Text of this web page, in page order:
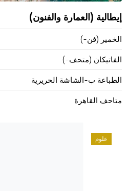
إيطالية (العمارة والفنون)
الخمير (فن-)
الفاتيكان (متحف-)
الطباعة ب-الشاشة الحريرية
متاحف القاهرة
علوم